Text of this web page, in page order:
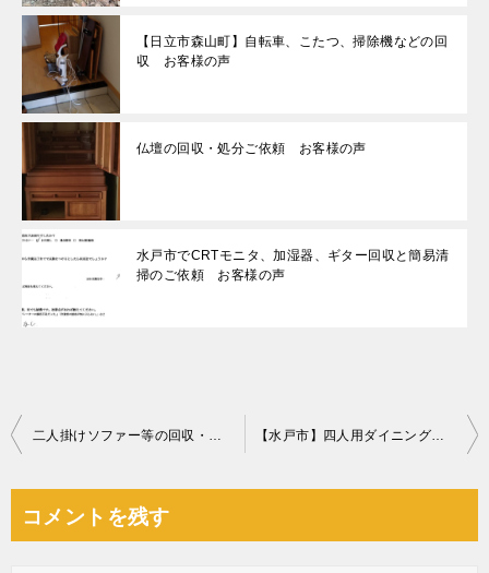
【日立市森山町】自転車、こたつ、掃除機などの回
収 お客様の声
仏壇の回収・処分ご依頼 お客様の声
水戸市でCRTモニタ、加湿器、ギター回収と簡易清
掃のご依頼 お客様の声
投
ビ
二人掛けソファー等の回収・処分ご依頼 お客様の声 【水戸市】四人用ダイニングテーブル、ソファー等の回収・処分
コメントを残す